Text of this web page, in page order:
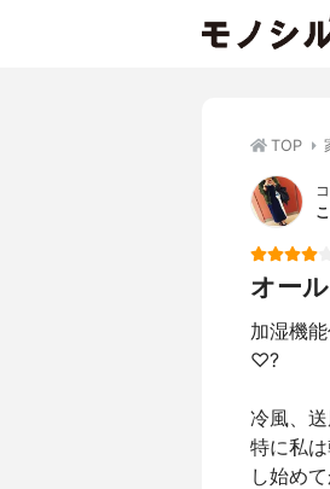
TOP
オー
加湿機
♡?
冷風、
特に私
し始め